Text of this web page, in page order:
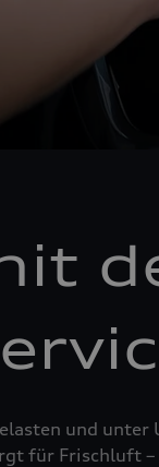
und
für Frischluft –